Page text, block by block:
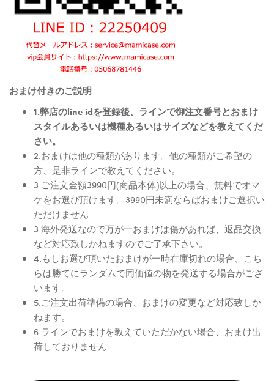
おまけ付きのご説明
1.弊店のline idを登録後、ラインで御注文番号とおまけ
スタイルあるいは機種あるいはサイズなどを教えてくだ
さい。
2.おまけは他の種類があります。他の種類がご希望の
方、是非ラインで教えてください。
3.ご注文金額3990円(商品本体)以上の場合、無料でオマ
ケをお選び頂けます。3990円未満ならばおまけご選択い
ただけません
3.海外発送なので万が一おまけは傷があれば、返品交換
など対応致しかねますのでご了承下さい。
4.もしお選び頂いたおまけが一時在庫切れの場合、こち
らは勝てにランダムで同価値の物を発送する場合がござ
います。
5.ご注文出荷準備の場合、おまけの変更など対応致しか
ねます。
6.ラインでおまけを教えていただかない場合、おまけ出
荷しておりません